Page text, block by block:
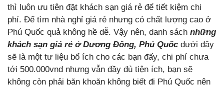
thì luôn ưu tiên đặt khách sạn giá rẻ để tiết kiệm chi
phí. Để tìm nhà nghỉ giá rẻ nhưng có chất lượng cao ở
Phú Quốc quả không hề dễ. Vậy nên, danh sách những
khách sạn giá rẻ ở Dương Đông, Phú Quốc dưới đây
sẽ là một tư liệu bổ ích cho các bạn đấy, chi phí chưa
tới 500.000vnd nhưng vẫn đầy đủ tiện ích, bạn sẽ
không còn phải băn khoăn không biết đi Phú Quốc nên